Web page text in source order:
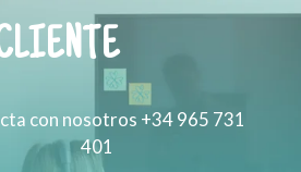
con nosotros +34 965 731
401